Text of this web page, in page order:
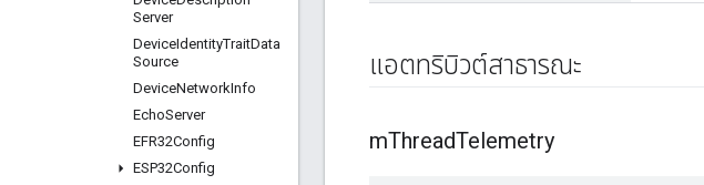
Server
DeviceIdentityTraitData
Source
DeviceNetworkInfo
EchoServer
EFR32Config
ESP32Config
แอตทริบิวต์สาธารณะ
mThreadTelemetry